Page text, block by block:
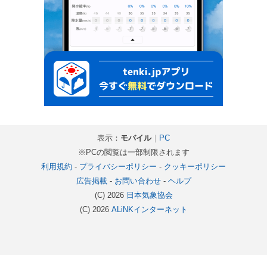
表示： モバイル｜
PC
※PCの閲覧は一部制限されます
利用規約 - プライバシーポリシー - クッキーポリシー
広告掲載- お問い合わせ- ヘルプ
(C) 2026 日本気象協会
(C) 2026 ALiNKインターネット